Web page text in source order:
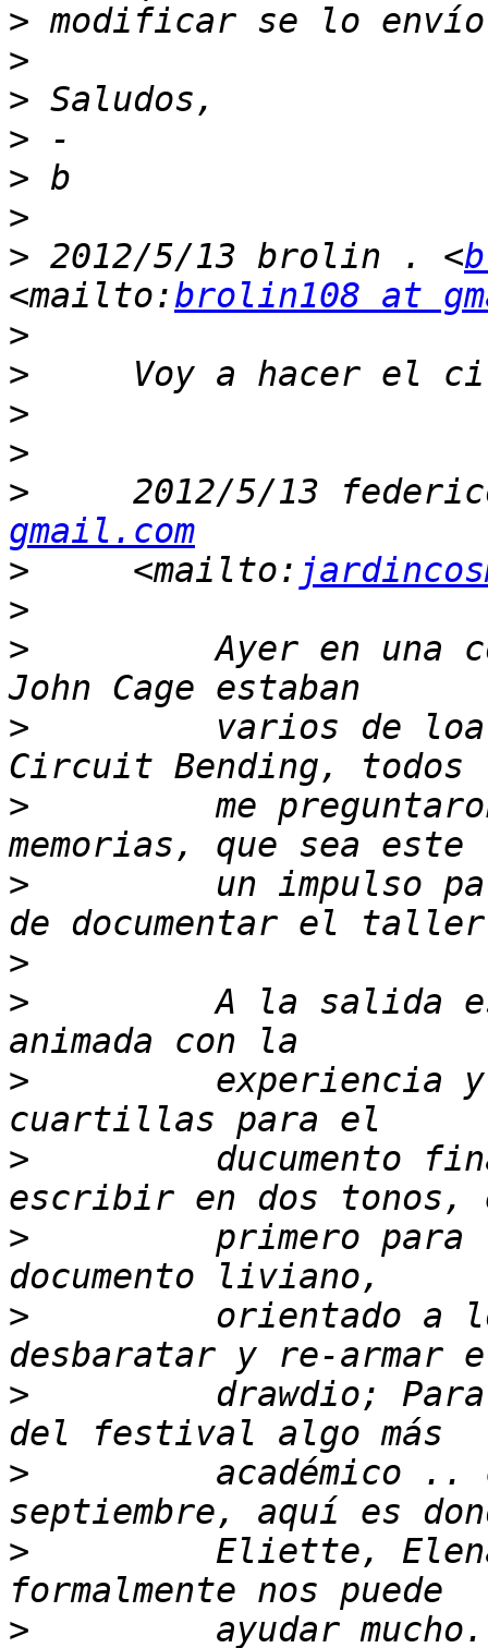
>
>
>
>
>
>
> 2012/5/13 brolin . <
<mailto:brolin108 at
>
>
>
>
>
2012/5/13
gmail.com
>
     <mailto:
>
>
Ayer en una
>
varios de
>
me
>
un impulso
>
>
A la salida
>
experiencia
>
ducumento
>
primero para
>
orientado a
>
drawdio;
>
académico ..
>
Eliette,
>